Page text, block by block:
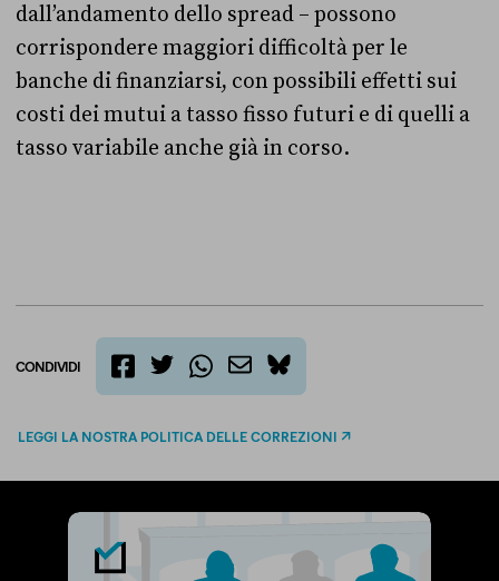
dall’andamento dello spread – possono
corrispondere maggiori difficoltà per le
banche di finanziarsi, con possibili effetti sui
costi dei mutui a tasso fisso futuri e di quelli a
tasso variabile anche già in corso.
CONDIVIDI
bluesky
LEGGI LA NOSTRA POLITICA DELLE CORREZIONI